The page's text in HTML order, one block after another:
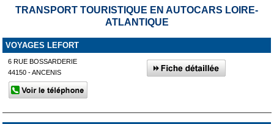
TRANSPORT TOURISTIQUE EN AUTOCARS LOIRE-
ATLANTIQUE
VOYAGES LEFORT
6 RUE BOSSARDERIE
44150 - ANCENIS